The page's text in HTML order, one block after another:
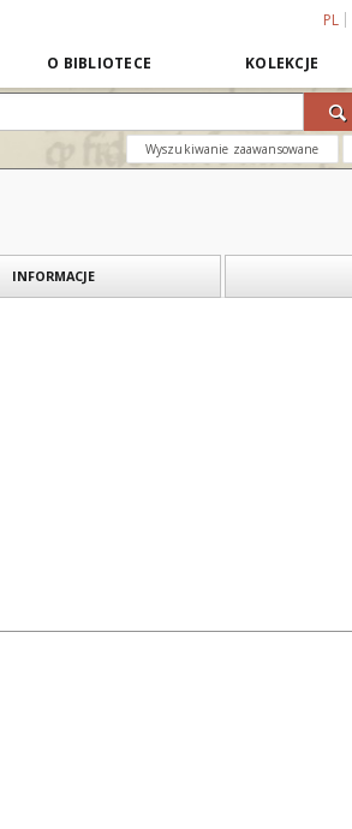
PL
O BIBLIOTECE KOLEKCJE
Wyszukiwanie zaawansowane
INFORMACJE